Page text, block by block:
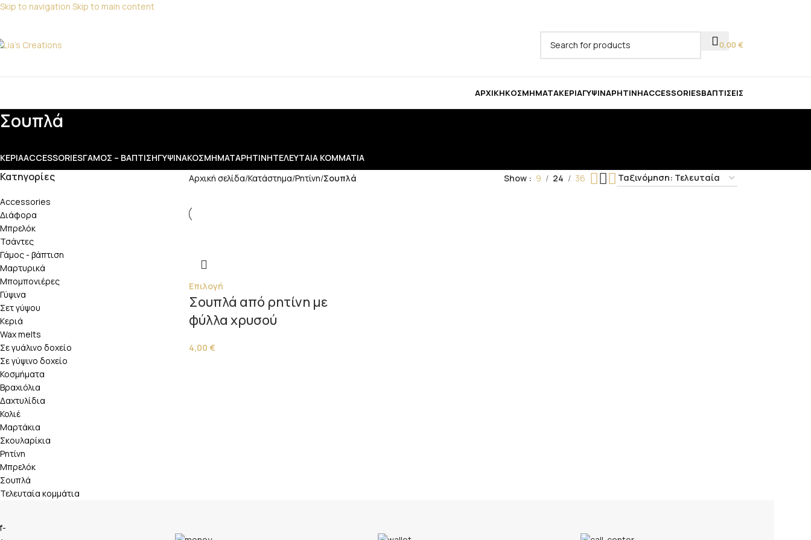
Skip to navigation Skip to main content
0,00 €
ΑΡΧΙΚΉΚΟΣΜΉΜΑΤΑΚΕΡΙΆΓΎΨΙΝΑΡΗΤΊΝΗACCESSORIESΒΑΠΤΊΣΕΙΣ
Σουπλά
ΚΕΡΙΆACCESSORIESΓΆΜΟΣ – ΒΆΠΤΙΣΗΓΎΨΙΝΑΚΟΣΜΉΜΑΤΑΡΗΤΊΝΗΤΕΛΕΥΤΑΊΑ ΚΟΜΜΆΤΙΑ
Κατηγορίες
Accessories
Διάφορα
Μπρελόκ
Τσάντες
Γάμος - βάπτιση
Μαρτυρικά
Μπομπονιέρες
Γύψινα
Σετ γύψου
Κεριά
Wax melts
Σε γυάλινο δοχείο
Σε γύψινο δοχείο
Κοσμήματα
Βραχιόλια
Δαχτυλίδια
Κολιέ
Μαρτάκια
Σκουλαρίκια
Ρητίνη
Μπρελόκ
Σουπλά
Τελευταία κομμάτια
Αρχική σελίδα/Κατάστημα/Ρητίνη/Σουπλά Show 9 24 36
Επιλογή
Σουπλά από ρητίνη με
φύλλα χρυσού
4,00 €